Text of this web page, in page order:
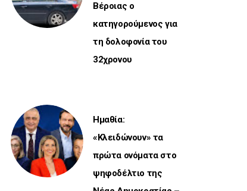
Βέροιας ο
κατηγορούμενος για
τη δολοφονία του
32χρονου
Ημαθία:
«Κλειδώνουν» τα
πρώτα ονόματα στο
ψηφοδέλτιο της